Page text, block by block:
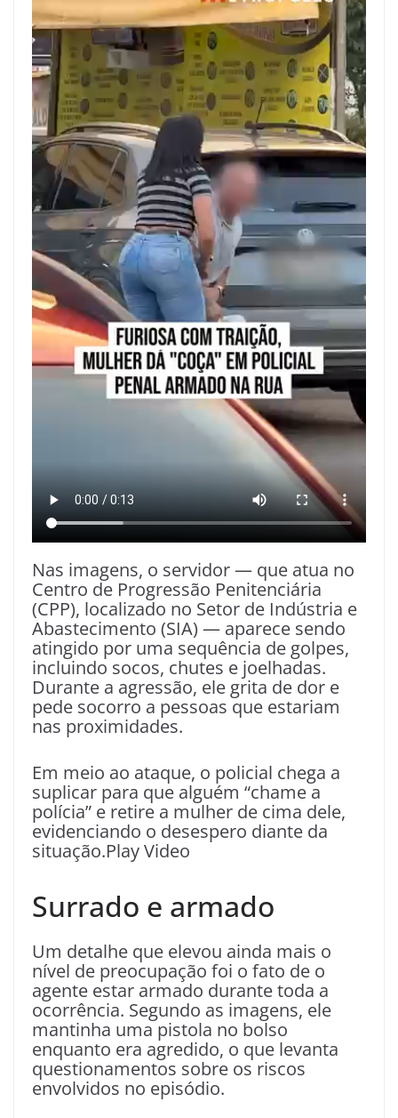
Nas imagens, o servidor — que atua no
Centro de Progressão Penitenciária
(CPP), localizado no Setor de Indústria e
Abastecimento (SIA) — aparece sendo
atingido por uma sequência de golpes,
incluindo socos, chutes e joelhadas.
Durante a agressão, ele grita de dor e
pede socorro a pessoas que estariam
nas proximidades.
Em meio ao ataque, o policial chega a
suplicar para que alguém “chame a
polícia” e retire a mulher de cima dele,
evidenciando o desespero diante da
situação.Play Video
Surrado e armado
Um detalhe que elevou ainda mais o
nível de preocupação foi o fato de o
agente estar armado durante toda a
ocorrência. Segundo as imagens, ele
mantinha uma pistola no bolso
enquanto era agredido, o que levanta
questionamentos sobre os riscos
envolvidos no episódio.